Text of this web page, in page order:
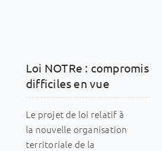
Loi NOTRe : compromis
difficiles en vue
Le projet de loi relatif à
la nouvelle organisation
territoriale de la